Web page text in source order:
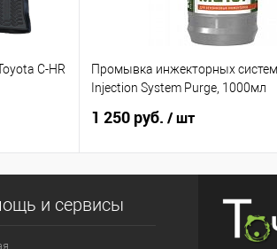
C-HR
Промывка инжекторных систем
Injection System Purge, 1000мл
1 250 руб. / шт
и сервисы